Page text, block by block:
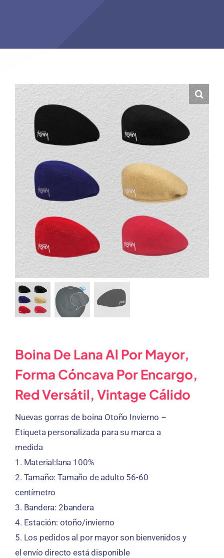
Boina De Lana Al Por Mayor,
Forma Cóncava Por Encargo,
Red Versátil, Vintage Cálido
Nuevas gorras de boina Otoño Invierno –
Etiqueta personalizada para su marca a
medida
1. Material:lana 100%
2. Tamaño: Tamaño de adulto 56-60
centímetro
3. Bandera: 2bandera
4. Estación: otoño/invierno
5. Los pedidos al por mayor son bienvenidos y
el envío directo está disponible